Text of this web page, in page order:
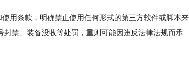
用条款，明确禁止使用任何形式的第三方软件或脚本来
禁、装备没收等处罚，重则可能因违反法律法规而承